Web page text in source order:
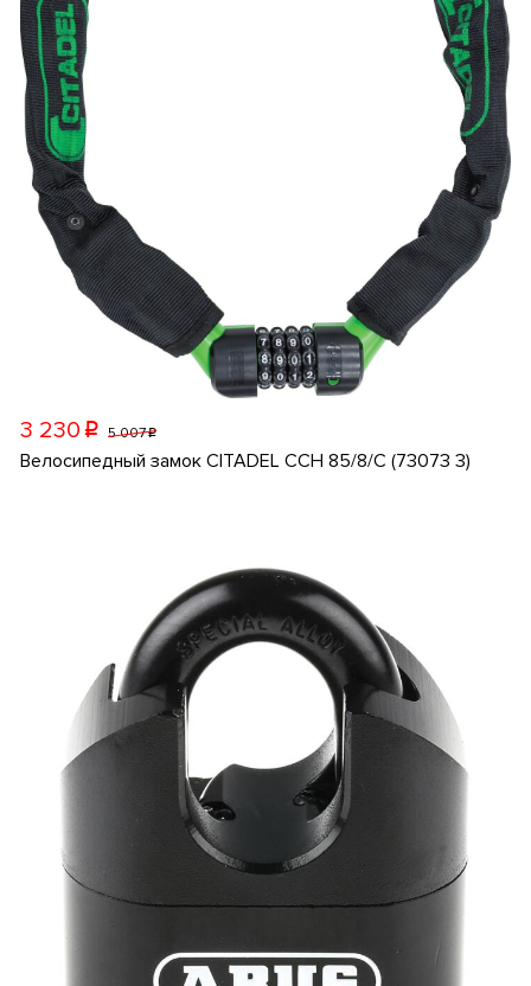
3 230 p 5 007p
Велосипедный замок CITADEL CCH 85/8/C (73073 3)